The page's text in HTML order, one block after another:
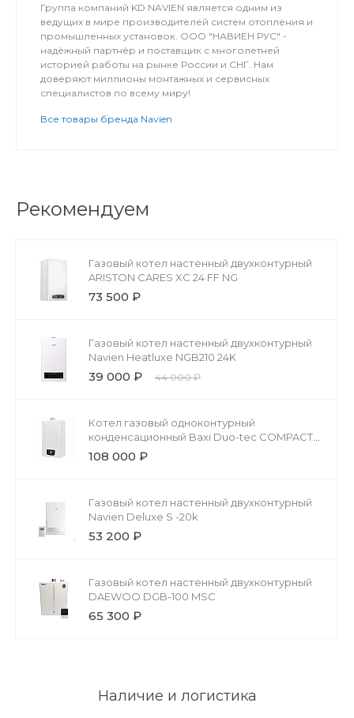
Группа компаний KD NAVIEN является одним из
ведущих в мире производителей систем отопления и
промышленных установок. ООО "НАВИЕН РУС" -
надёжный партнёр и поставщик с многолетней
историей работы на рынке России и СНГ. Нам
доверяют миллионы монтажных и сервисных
специалистов по всему миру!
Все товары бренда Navien
Рекомендуем
Газовый котел настенный двухконтурный
ARISTON CARES XС 24 FF NG
73 500 ₽
Газовый котел настенный двухконтурный
Navien Heatluxe NGB210 24K
39 000 ₽ 44 000 ₽
Котел газовый одноконтурный
конденсационный Baxi Duo-tec COMPACT
1.24 GA
108 000 ₽
Газовый котел настенный двухконтурный
Navien Deluxe S -20k
53 200 ₽
Газовый котел настенный двухконтурный
DAEWOO DGB-100 MSC
65 300 ₽
Наличие и логистика